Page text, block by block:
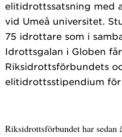
elitidrottssatsning med
vid Umeå universitet.
75 idrottare som i
Idrottsgalan i Globen
Riksidrottsförbundets
Riksidrottsförbundet har sedan